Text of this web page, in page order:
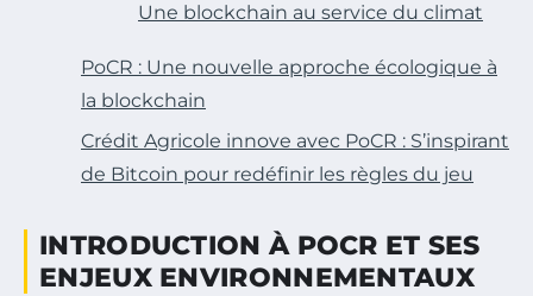
Une blockchain au service du climat
PoCR : Une nouvelle approche écologique à
la blockchain
Crédit Agricole innove avec PoCR : S’inspirant
de Bitcoin pour redéfinir les règles du jeu
INTRODUCTION À POCR ET SES
ENJEUX ENVIRONNEMENTAUX